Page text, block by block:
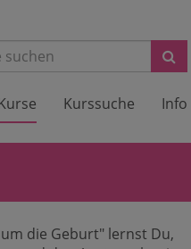
Kurssuche Info
die Geburt" lernst Du,